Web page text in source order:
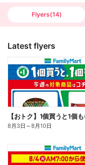
Flyers(14)
Latest flyers
8月3日 ～8月10日